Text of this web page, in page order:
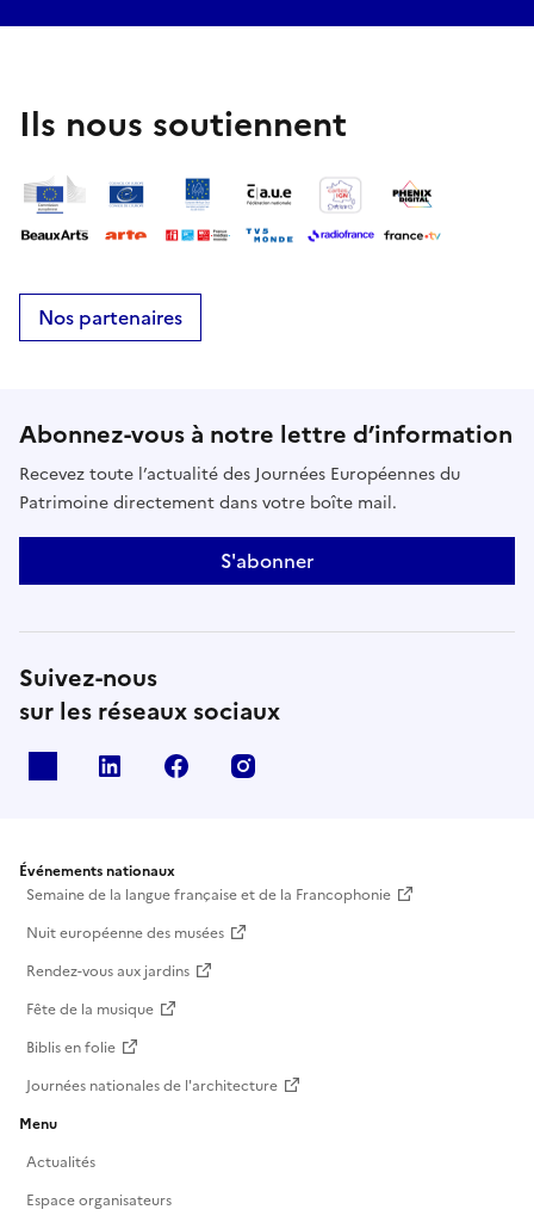
Ils nous soutiennent
Nos partenaires
Abonnez-vous à notre lettre d’information
Recevez toute l’actualité des Journées Européennes du
Patrimoine directement dans votre boîte mail.
S'abonner
Suivez-nous
sur les réseaux sociaux
Linkedin Facebook
Événements nationaux
Semaine de la langue française et de la Francophonie
Nuit européenne des musées
Rendez-vous aux jardins
Fête de la musique
Biblis en folie
Journées nationales de l'architecture
Menu
Actualités
Espace organisateurs